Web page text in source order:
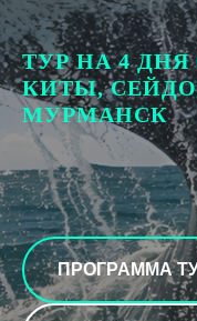
ТУР НА 4
КИТЫ,
МУРМАНСК
ПРОГРАММА